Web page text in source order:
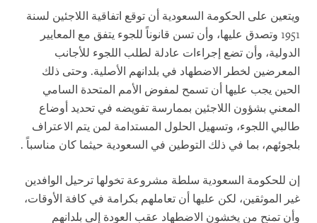
ويتعين على الحكومة السعودية أن توقع اتفاقية اللاجئين لسنة
1951 وتصدق عليها، وأن تسن قانوناً للجوء يتفق مع المعايير
الدولية، وأن تضع إجراءات عادلة لطلب اللجوء للأجانب
المعرضين لخطر الاضطهاد في بلدانهم الأصلية. وحتى ذلك
الحين يجب عليها أن تسمح لمفوض الأمم المتحدة السامي
المعني بشؤون اللاجئين بممارسة تفويضه في تحديد أوضاع
طالبي اللجوء، وتسهيل الحلول المستدامة لمن يتم الاعتراف
بلجوئهم، بما في ذلك التوطين في السعودية حيثما كان مناسباً .
إن للحكومة السعودية سلطة مشروعة تخولها ترحيل الوافدين
غير الموثقين، لكن عليها أن تعاملهم بكرامة في كافة الأوقات،
وأن تمنح من يخشون الاضطهاد عقب العودة إلى بلدانهم